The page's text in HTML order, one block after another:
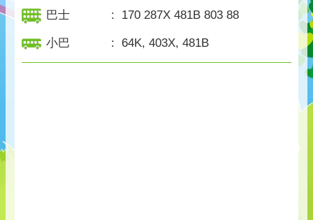
巴士 : 170 287X 481B 803 88
小巴 : 64K, 403X, 481B